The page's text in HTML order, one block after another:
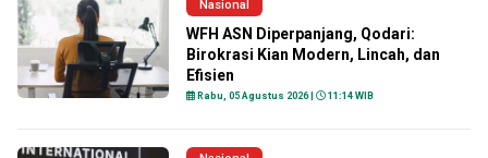
Nasional
WFH ASN Diperpanjang, Qodari:
Birokrasi Kian Modern, Lincah, dan
Efisien
Rabu, 05 Agustus 2026 | 11:14 WIB